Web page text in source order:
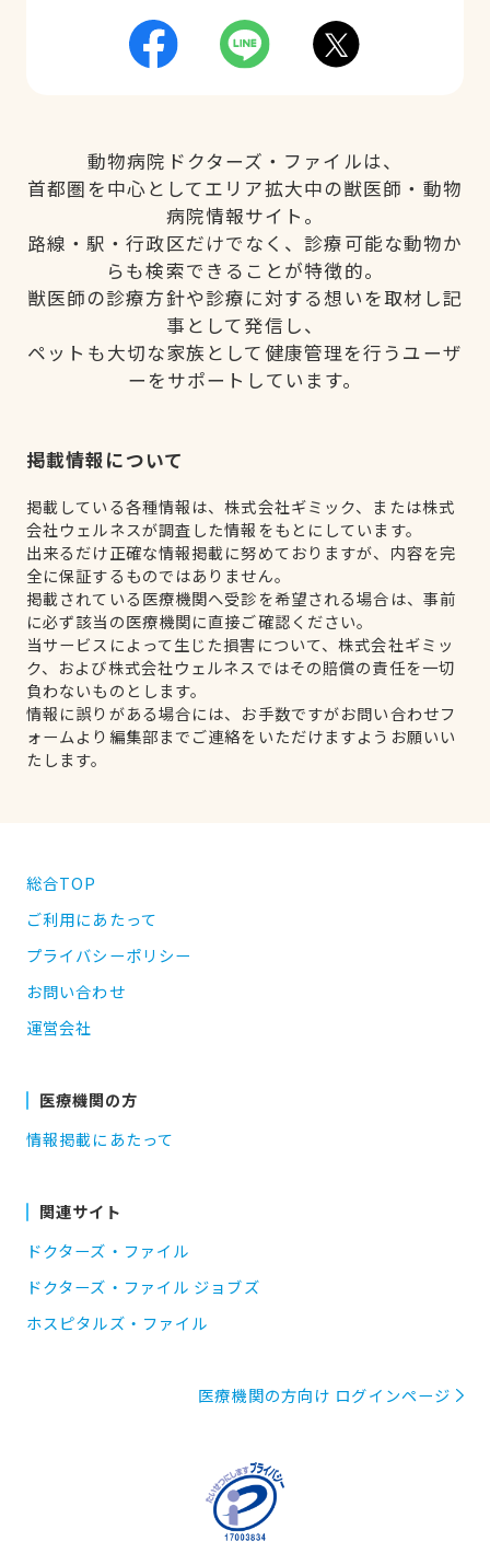
動物病院ドクターズ・ファイルは、
首都圏を中心としてエリア拡大中の獣医師・動物
病院情報サイト。
路線・駅・行政区だけでなく、診療可能な動物か
らも検索できることが特徴的。
獣医師の診療方針や診療に対する想いを取材し記
事として発信し、
ペットも大切な家族として健康管理を行うユーザ
ーをサポートしています。
掲載情報について
掲載している各種情報は、株式会社ギミック、または株式
会社ウェルネスが調査した情報をもとにしています。
出来るだけ正確な情報掲載に努めておりますが、内容を完
全に保証するものではありません。
掲載されている医療機関へ受診を希望される場合は、事前
に必ず該当の医療機関に直接ご確認ください。
当サービスによって生じた損害について、株式会社ギミッ
ク、および株式会社ウェルネスではその賠償の責任を一切
負わないものとします。
情報に誤りがある場合には、お手数ですがお問い合わせフ
ォームより編集部までご連絡をいただけますようお願いい
たします。
総合TOP
ご利用にあたって
プライバシーポリシー
お問い合わせ
運営会社
医療機関の方
情報掲載にあたって
関連サイト
ドクターズ・ファイル
ドクターズ・ファイル ジョブズ
ホスピタルズ・ファイル
医療機関の方向け ログインページ